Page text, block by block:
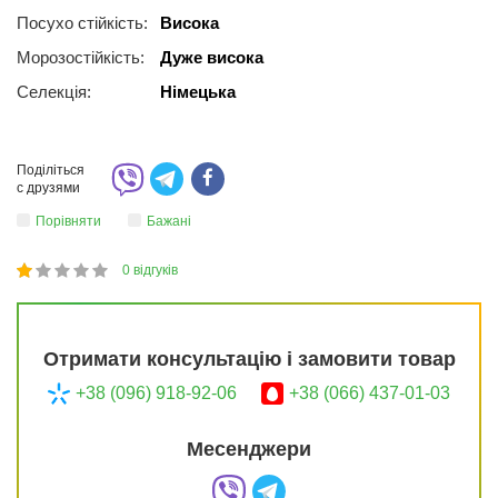
Посухо стійкість:
Висока
Морозостійкість:
Дуже висока
Селекція:
Німецька
Поділіться
с друзями
Порівняти Бажані
20
1
2
3
4
5 0 відгуків
Отримати консультацію і замовити товар
+38 (096) 918-92-06 +38 (066) 437-01-03
Месенджери